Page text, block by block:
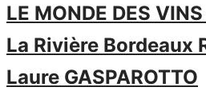
LE MONDE DES
La Rivière Bordeaux
Laure GASPAROTTO